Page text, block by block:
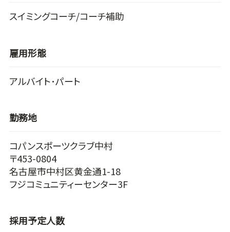
スイミングコーチ/コーチ補助
雇用形態
アルバイト･パート
勤務地
コパンスポーツクラブ中村
〒453-0804
名古屋市中村区黄金通1-18
フジコミュニティーセンター3F
採用予定人数